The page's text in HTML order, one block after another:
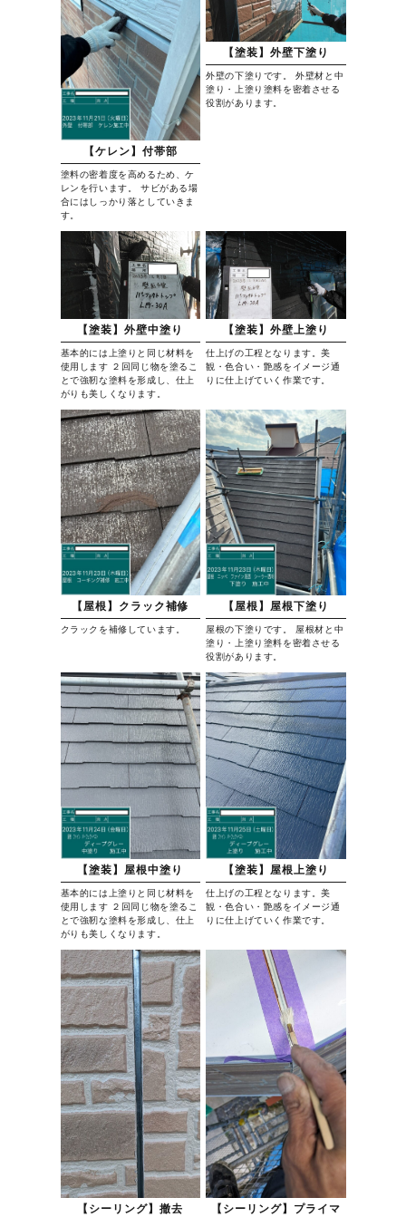
【ケレン】付帯部
塗料の密着度を高めるため、ケ
レンを行います。 サビがある場
合にはしっかり落としていきま
す。
【塗装】外壁下塗り
外壁の下塗りです。 外壁材と中
塗り・上塗り塗料を密着させる
役割があります。
【塗装】外壁中塗り
基本的には上塗りと同じ材料を
使用します ２回同じ物を塗るこ
とで強靭な塗料を形成し、仕上
がりも美しくなります。
【塗装】外壁上塗り
仕上げの工程となります。美
観・色合い・艶感をイメージ通
りに仕上げていく作業です。
【屋根】クラック補修
クラックを補修しています。
【屋根】屋根下塗り
屋根の下塗りです。 屋根材と中
塗り・上塗り塗料を密着させる
役割があります。
【塗装】屋根中塗り
基本的には上塗りと同じ材料を
使用します ２回同じ物を塗るこ
とで強靭な塗料を形成し、仕上
がりも美しくなります。
【塗装】屋根上塗り
仕上げの工程となります。美
観・色合い・艶感をイメージ通
りに仕上げていく作業です。
【シーリング】撤去
【シーリング】プライマ